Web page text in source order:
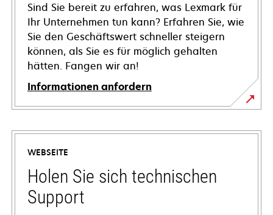
Sind Sie bereit zu erfahren, was Lexmark für
Ihr Unternehmen tun kann? Erfahren Sie, wie
Sie den Geschäftswert schneller steigern
können, als Sie es für möglich gehalten
hätten. Fangen wir an!
Informationen anfordern
WEBSEITE
Holen Sie sich technischen
Support